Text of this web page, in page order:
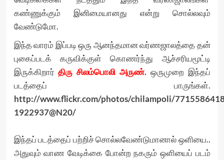
கண்ணுக்கும் இனிமையானது என்று சொல்லவும்
வேண்டுமோ.
இந்த வாரம் இப்படி ஒரு ஆனந்தமான வர்ணஜாலத்தை தன்
புகைப்படக் கருவிக்குள் கொணர்ந்து ஆச்சரியமூட்டி
இருக்கிறார்திரு சிலம்பொலி அருண்.ஒருமுறை இந்தப்
படத்தைப் பாருங்கள்.
http://www.flickr.com/photos/chilampoli/
1922937@N20/
இந்தப் படத்தைப் பற்றிச் சொல்லவேண்டுமானால் ஒளியை..
அதுவும் வாண வேடிக்கை போன்ற நகரும் ஒளியைப் படம்